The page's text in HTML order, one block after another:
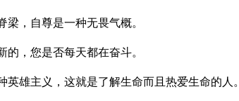
梁，自尊是一种无畏气概。
的，您是否每天都在奋斗。
英雄主义，这就是了解生命而且热爱生命的人。